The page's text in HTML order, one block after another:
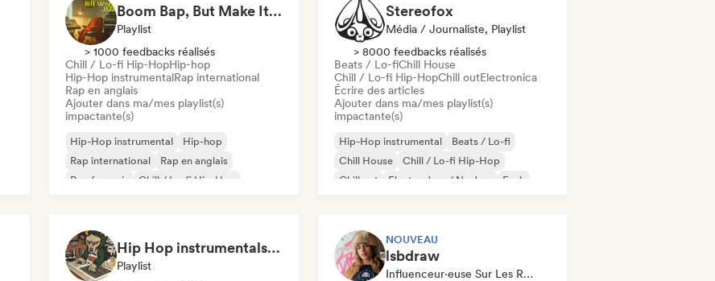
Boom Bap, But Make It Jazzy 🎷 Jazz Rap, Underground & Conscious Hip-Hop
Playlist
> 1000 feedbacks réalisés
Chill / Lo-fi Hip-HopHip-hop
Hip-Hop instrumentalRap international
Rap en anglais
Ajouter dans ma/mes playlist(s)
impactante(s)
Hip-Hop instrumental
Hip-hop
Rap international
Rap en anglais
Rap francais
Chill / Lo-fi Hip-Hop
Stereofox
Média / Journaliste, Playlist
> 8000 feedbacks réalisés
Beats / Lo-fiChill House
Chill / Lo-fi Hip-HopChill outElectronica
Écrire des articles
Ajouter dans ma/mes playlist(s)
impactante(s)
Hip-Hop instrumental
Beats / Lo-fi
Chill House
Chill / Lo-fi Hip-Hop
Chill out
Electro Jazz / Nu Jazz
Funk
Hip Hop instrumentals - Underground boombap & Lo Fi Hip Hop (by Snaap)
Playlist
NOUVEAU
lsbdraw
Influenceur·euse Sur Les Réseaux Sociaux